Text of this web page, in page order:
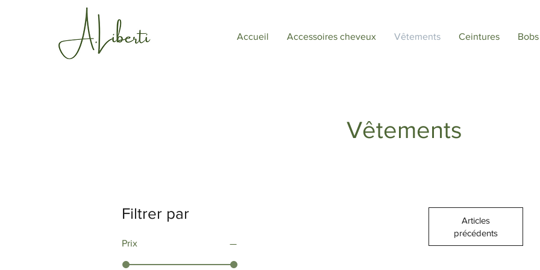
Accueil Accessoires cheveux Vêtements Ceintures Bobs
Vêtements
Filtrer par
Prix
Articles
précédents